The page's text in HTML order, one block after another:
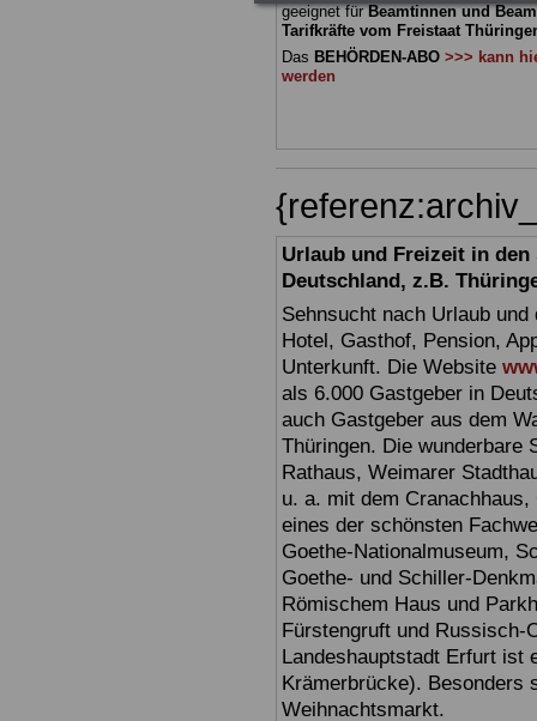
geeignet fürBeamtinnen und
Tarifkräfte vom Freistaat
Das BEHÖRDEN-ABO >>> kann
werden
Urlaub und Freizeit in
Deutschland, z.B.
Sehnsucht nach Urlaub
Hotel, Gasthof, Pension,
Unterkunft. Die Website
als 6.000 Gastgeber in
auch Gastgeber aus dem
Thüringen. Die wunderbare
Rathaus, Weimarer
u. a. mit dem
eines der schönsten
Goethe-Nationalmuseum,
Goethe- und Schiller-
Römischem Haus und
Fürstengruft und Russisch-
Landeshauptstadt Erfurt ist
Krämerbrücke). Besonders
Weihnachtsmarkt.